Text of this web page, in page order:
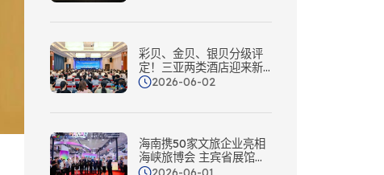
彩贝、金贝、银贝分级评
定！三亚两类酒店迎来新
标准→
2026-06-02
海南携50家文旅企业亮相
海峡旅博会 主宾省展馆好
吸睛！